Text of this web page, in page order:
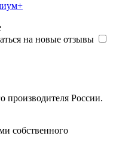
на новые отзывы
производителя России.
собственного